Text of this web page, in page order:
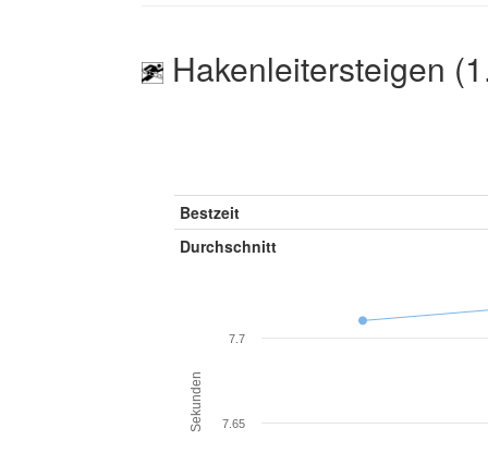
Hakenleitersteigen
Bestzeit
Durchschnitt
Sekunden 7.65
7.7